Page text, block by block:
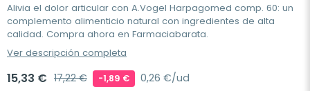
Alivia el dolor articular con A.Vogel Harpagomed comp. 60: un
complemento alimenticio natural con ingredientes de alta
calidad. Compra ahora en Farmaciabarata.
Ver descripción completa
15,33 € 17,22 € -1,89 € 0,26 €/ud